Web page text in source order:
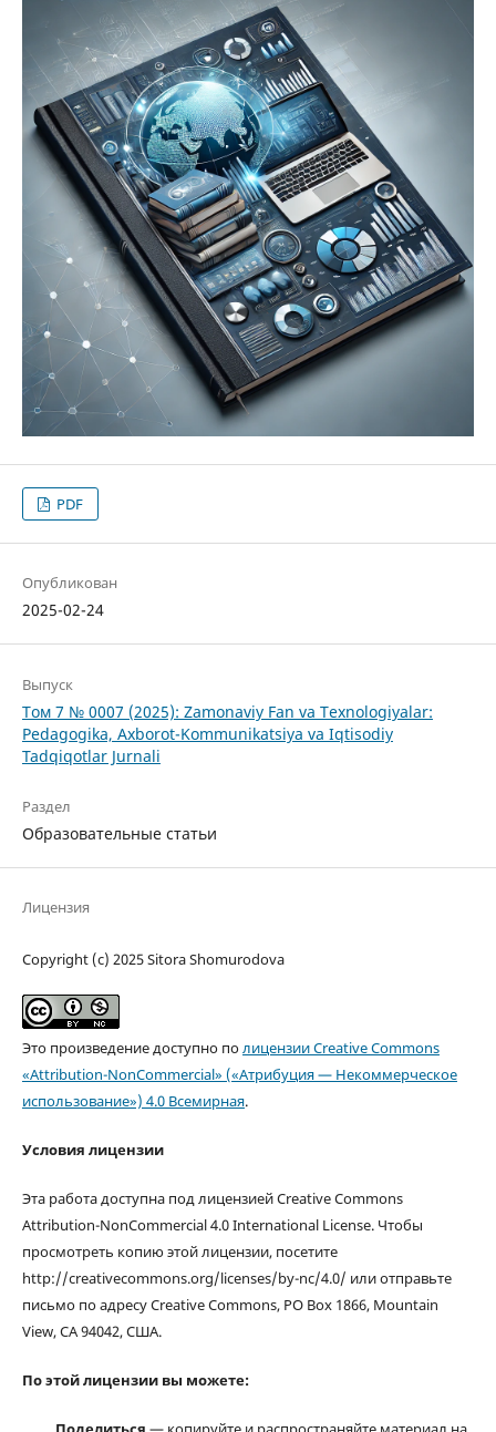
PDF
Опубликован
2025-02-24
Выпуск
Том 7 № 0007 (2025): Zamonaviy Fan va Texnologiyalar:
Pedagogika, Axborot-Kommunikatsiya va Iqtisodiy
Tadqiqotlar Jurnali
Раздел
Образовательные статьи
Лицензия
Copyright (c) 2025 Sitora Shomurodova
Это произведение доступно по лицензии Creative Commons
«Attribution-NonCommercial» («Атрибуция — Некоммерческое
использование») 4.0 Всемирная.
Условия лицензии
Эта работа доступна под лицензией Creative Commons
Attribution-NonCommercial 4.0 International License. Чтобы
просмотреть копию этой лицензии, посетите
http://creativecommons.org/licenses/by-nc/4.0/ или отправьте
письмо по адресу Creative Commons, PO Box 1866, Mountain
View, CA 94042, США.
По этой лицензии вы можете: